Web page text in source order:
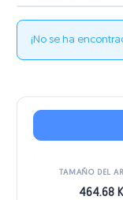
¡No se ha
TAMAÑO DEL
464.68